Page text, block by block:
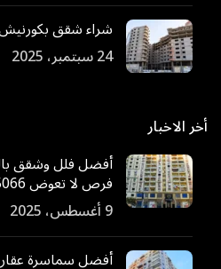
شراء شقق
24 سبتمبر، 2025
أخر الاخبار
فرص لا تعوض 0403355066
9 أغسطس، 2025
أفضل سماسرة